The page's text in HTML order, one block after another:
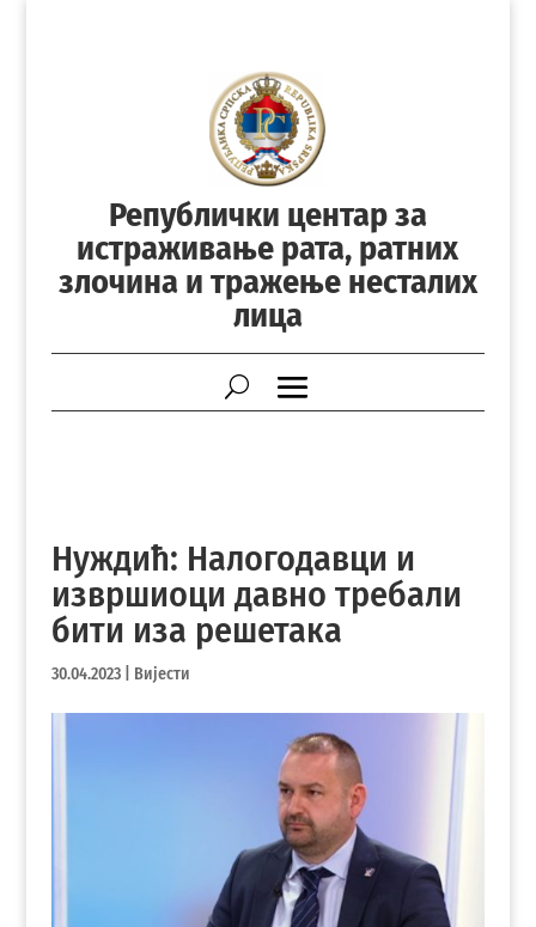
Републички центар за
истраживање рата, ратних
злочина и тражење несталих
лица
Нуждић: Налогодавци и
извршиоци давно требали
бити иза решетака
30.04.2023| Вијести